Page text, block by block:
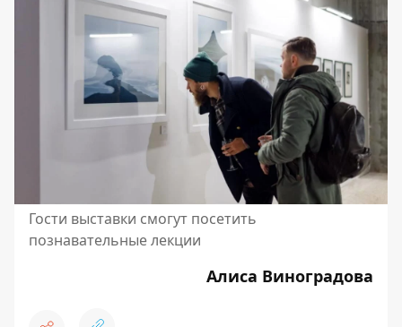
Гости выставки смогут посетить
познавательные лекции
Алиса Виноградова